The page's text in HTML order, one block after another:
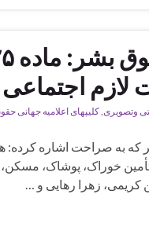
اجتماعی
وتصویری کلیپهای اعلامیه جهانی
حقوق بشر که به صراحت
تأمین خوراک، پوشاک،
کریمی، زهرا رهایی و …